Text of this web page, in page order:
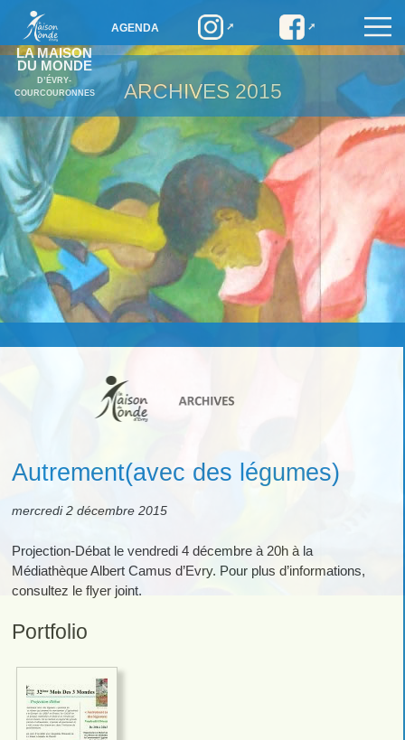
LA MAISON
DU MONDE
D’ÉVRY-
COURCOURONNES
AGENDA
ARCHIVES 2015
Autrement(avec des légumes)
mercredi 2 décembre 2015
Projection-Débat le vendredi 4 décembre à 20h à la
Médiathèque Albert Camus d’Evry. Pour plus d’informations,
consultez le flyer joint.
Portfolio